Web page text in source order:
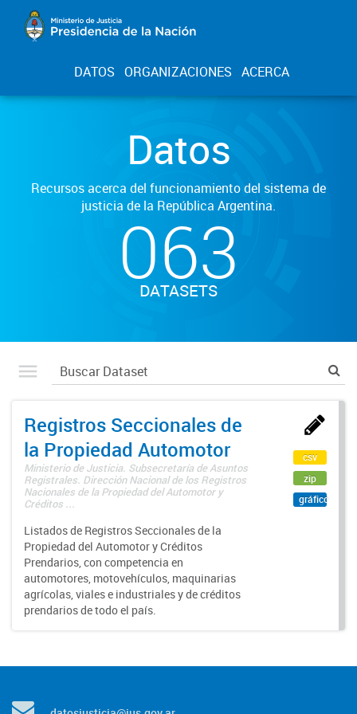
DATOS ORGANIZACIONES ACERCA
Datos
Recursos acerca del funcionamiento del sistema de
justicia de la República Argentina.
063
DATASETS
Registros Seccionales de
la Propiedad Automotor
Ministerio de Justicia. Subsecretaría de Asuntos
Registrales. Dirección Nacional de los Registros
Nacionales de la Propiedad del Automotor y
Créditos ...
Listados de Registros Seccionales de la
Propiedad del Automotor y Créditos
Prendarios, con competencia en
automotores, motovehículos, maquinarias
agrícolas, viales e industriales y de créditos
prendarios de todo el país.
csv
zip
gráfico